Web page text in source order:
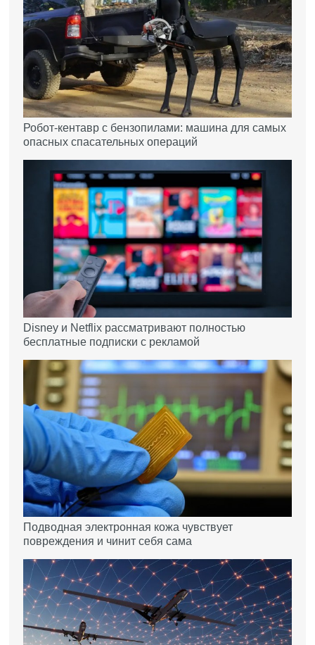
Робот-кентавр с бензопилами: машина для самых
опасных спасательных операций
Disney и Netflix рассматривают полностью
бесплатные подписки с рекламой
Подводная электронная кожа чувствует
повреждения и чинит себя сама